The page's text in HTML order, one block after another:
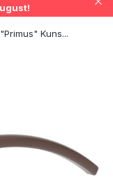
Kuns...